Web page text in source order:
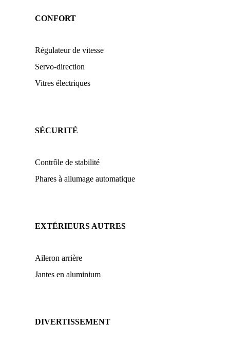
CONFORT
Régulateur de vitesse
Servo-direction
Vitres électriques
SÉCURITÉ
Contrôle de stabilité
Phares à allumage automatique
EXTÉRIEURS AUTRES
Aileron arrière
Jantes en aluminium
DIVERTISSEMENT